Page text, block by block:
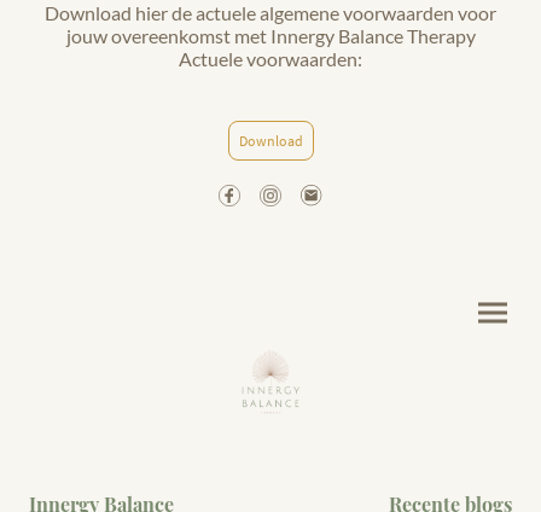
Download hier de actuele algemene voorwaarden voor
jouw overeenkomst met Innergy Balance Therapy
Actuele voorwaarden:
Download
Innergy Balance Recente blogs